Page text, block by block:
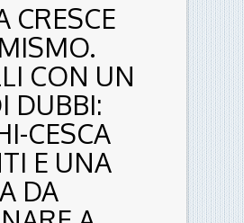
CRESCE
CON UN
DUBBI:
CESCA
E UNA
DA